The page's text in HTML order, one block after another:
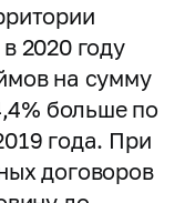
2020 году
на сумму
больше по
года. При
договоров